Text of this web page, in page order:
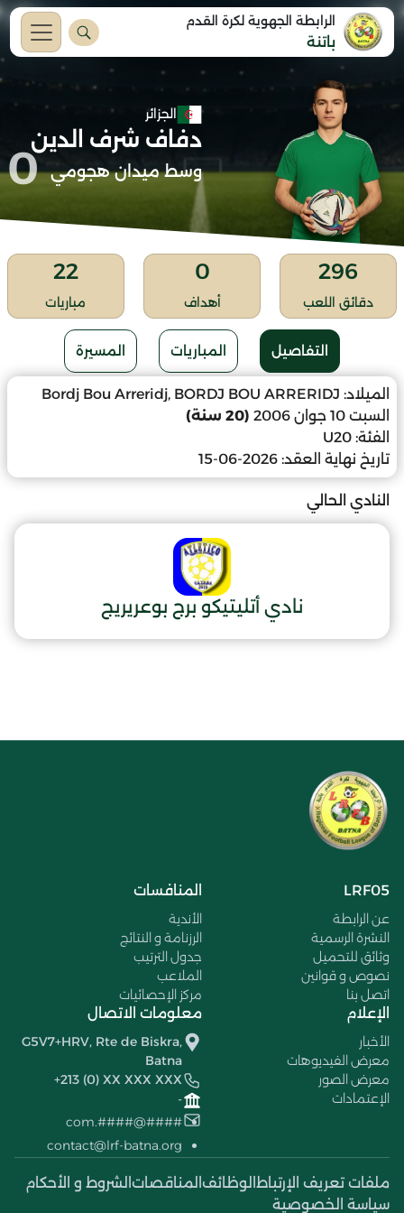
الرابطة الجهوية لكرة القدم
باتنة
الجزائر
دفاف شرف الدين
وسط ميدان هجومي 0
296
دقائق اللعب
0
أهداف
22
مباريات
التفاصيل المباريات المسيرة
الميلاد: Bordj Bou Arreridj, BORDJ BOU ARRERIDJ
السبت 10 جوان 2006
(20 سنة)
الفئة: U20
تاريخ نهاية العقد: 2026-06-15
النادي الحالي
نادي أتليتيكو برج بوعريريج
LRF05
عن الرابطة
النشرة الرسمية
وثائق للتحميل
نصوص و قوانين
اتصل بنا
المنافسات
الأندية
الرزنامة و النتائج
جدول الترتيب
الملاعب
مركز الإحصائيات
الإعلام
الأخبار
معرض الفيديوهات
معرض الصور
الإعتمادات
معلومات الاتصال
G5V7+HRV, Rte de Biskra,
Batna
+213 (0) XX XXX XXX
-
####@####.com
contact@lrf-batna.org
ملفات تعريف الإرتباط الوظائف المناقصات الشروط و الأحكام
سياسة الخصوصية